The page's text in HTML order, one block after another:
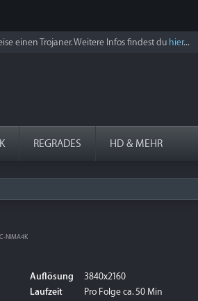
einen Trojaner. Weitere Infos findest du hier...
REGRADES HD & MEHR
NIMA4K
Auflösung
3840x2160
Laufzeit
Pro Folge ca. 50 Min